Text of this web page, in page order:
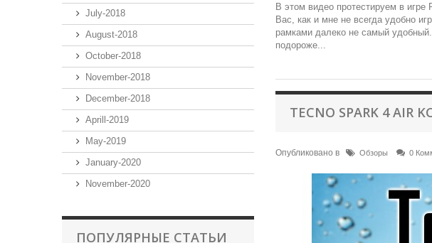
July-2018
August-2018
October-2018
November-2018
December-2018
Aprill-2019
May-2019
January-2020
November-2020
ПОПУЛЯРНЫЕ СТАТЬИ
В этом видео протестируем в
Вас, как и мне не всегда удобно
рамками далеко не самый
подороже...
TECNO SPARK 4
Опубликовано в Обзоры 0